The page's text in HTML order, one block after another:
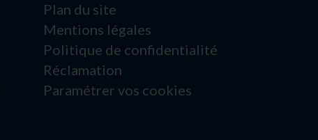
Plan du site
Mentions légales
Politique de confidentialité
Réclamation
Paramétrer vos cookies